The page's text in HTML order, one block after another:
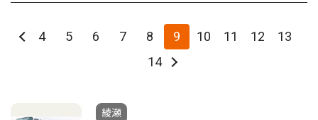
4 5 6 7 8 9 10 11 12
13
14
綾瀬